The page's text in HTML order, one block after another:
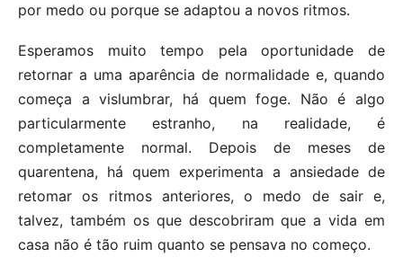
por medo ou porque se adaptou a novos ritmos.
Esperamos muito tempo pela oportunidade de
retornar a uma aparência de normalidade e, quando
começa a vislumbrar, há quem foge. Não é algo
particularmente estranho, na realidade, é
completamente normal. Depois de meses de
quarentena, há quem experimenta a ansiedade de
retomar os ritmos anteriores, o medo de sair e,
talvez, também os que descobriram que a vida em
casa não é tão ruim quanto se pensava no começo.